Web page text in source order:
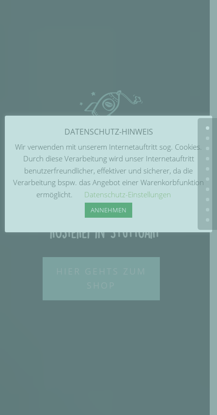
IHRE SpezialitätenKaffee
rösterei in Stuttgart
DATENSCHUTZ-HINWEIS
Wir verwenden mit unserem Internetauftritt sog. Cookies.
Durch diese Verarbeitung wird unser Internetauftritt
benutzerfreundlicher, effektiver und sicherer, da die
Verarbeitung bspw. das Angebot einer Warenkorbfunktion
ermöglicht.
Datenschutz-Einstellungen
ANNEHMEN